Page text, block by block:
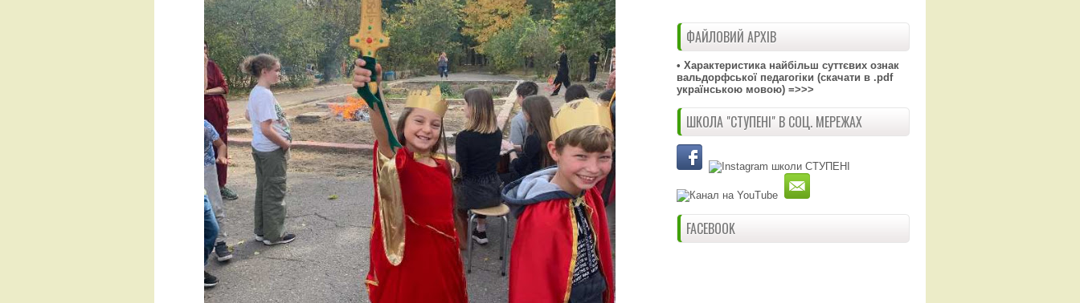
ФАЙЛОВИЙ АРХІВ
• Характеристика найбільш суттєвих ознак
вальдорфської педагогіки (скачати в .pdf
українською мовою) =>>>
ШКОЛА "СТУПЕНІ" В СОЦ. МЕРЕЖАХ
FACEBOOK